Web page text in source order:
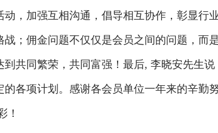
，加强互相沟通，倡导相互协作，彰显行
；佣金问题不仅仅是会员之间的问题，而
共同繁荣，共同富强！最后, 李晓安先生说
各项计划。感谢各会员单位一年来的辛勤
！